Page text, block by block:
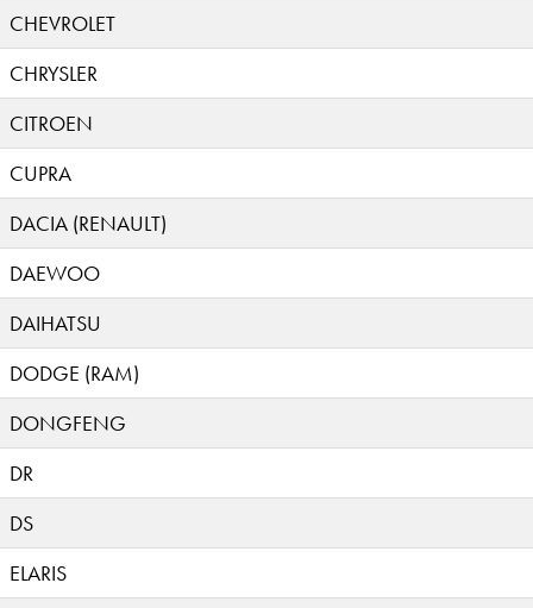
CHEVROLET
CHRYSLER
CITROEN
CUPRA
DACIA (RENAULT)
DAEWOO
DAIHATSU
DODGE (RAM)
DONGFENG
DR
DS
ELARIS